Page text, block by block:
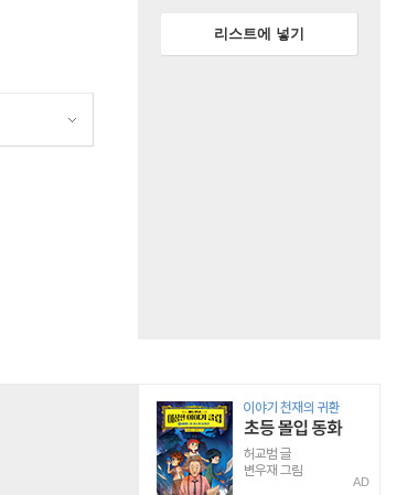
리스트에 넣기
AD